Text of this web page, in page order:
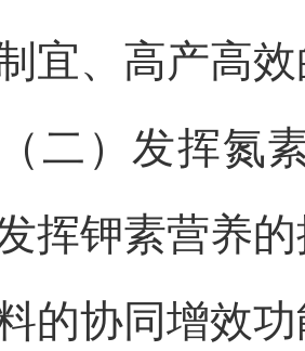
宜、高产高
（二）发挥氮
挥钾素营养
的协同增效